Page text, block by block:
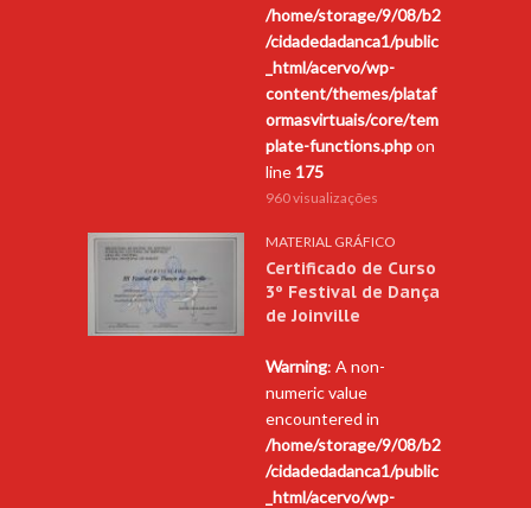
/home/storage/9/08/b2
/cidadedadanca1/public
_html/acervo/wp-
content/themes/plataf
ormasvirtuais/core/tem
plate-functions.phpon
line 175
960 visualizações
MATERIAL GRÁFICO
Certificado de Curso
3º Festival de Dança
de Joinville
Warning: A non-
numeric value
encountered in
/home/storage/9/08/b2
/cidadedadanca1/public
_html/acervo/wp-